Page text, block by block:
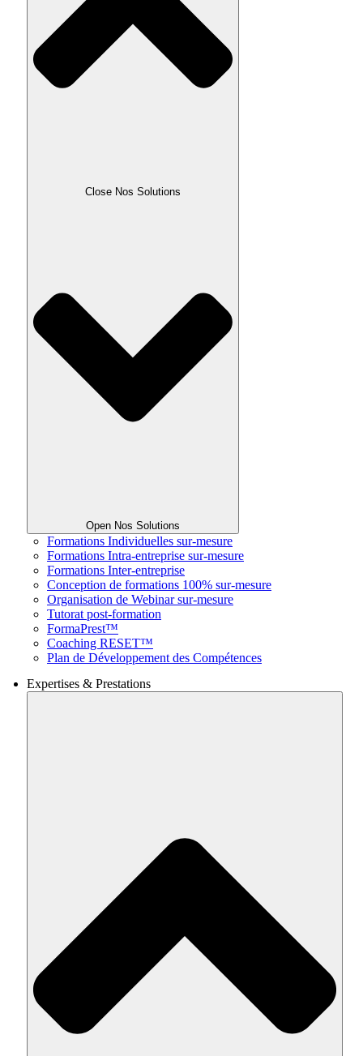
Close Nos Solutions
Open Nos Solutions
Formations Individuelles sur-mesure
Formations Intra-entreprise sur-mesure
Formations Inter-entreprise
Conception de formations 100% sur-mesure
Organisation de Webinar sur-mesure
Tutorat post-formation
FormaPrest™
Coaching RESET™
Plan de Développement des Compétences
Expertises & Prestations